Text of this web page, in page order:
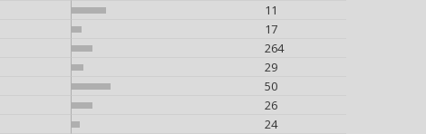
11
17
264
29
50
26
24